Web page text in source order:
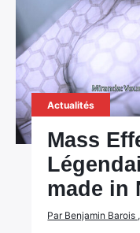
Actualités
Mass
made in
Par Benjamin Barois